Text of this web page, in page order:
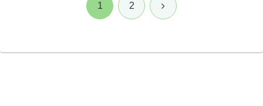
1 2 次